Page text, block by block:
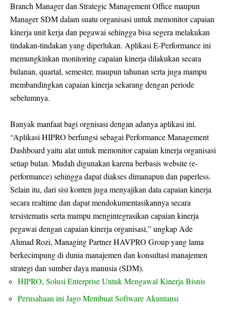
Branch Manager dan Strategic Management Office maupun
Manager SDM dalam suatu organisasi untuk memonitor capaian
kinerja unit kerja dan pegawai sehingga bisa segera melakukan
tindakan-tindakan yang diperlukan. Aplikasi E-Performance ini
memungkinkan monitoring capaian kinerja dilakukan secara
bulanan, quartal, semester, maupun tahunan serta juga mampu
membandingkan capaian kinerja sekarang dengan periode
sebelumnya.
Banyak manfaat bagi orgnisasi dengan adanya aplikasi ini.
“Aplikasi HIPRO berfungsi sebagai Performance Management
Dashboard yaitu alat untuk memonitor capaian kinerja organisasi
setiap bulan. Mudah digunakan karena berbasis website (e-
performance) sehingga dapat diakses dimanapun dan paperless.
Selain itu, dari sisi konten juga menyajikan data capaian kinerja
secara realtime dan dapat mendokumentasikannya secara
tersistematis serta mampu mengintegrasikan capaian kinerja
pegawai dengan capaian kinerja organisasi,” ungkap Ade
Ahmad Rozi, Managing Partner HAVPRO Group yang lama
berkecimpung di dunia manajemen dan konsultasi manajemen
strategi dan sumber daya manusia (SDM).
HIPRO, Solusi Enterprise Untuk Mengawal Kinerja Bisnis
Perusahaan ini Jago Membuat Software Akuntansi